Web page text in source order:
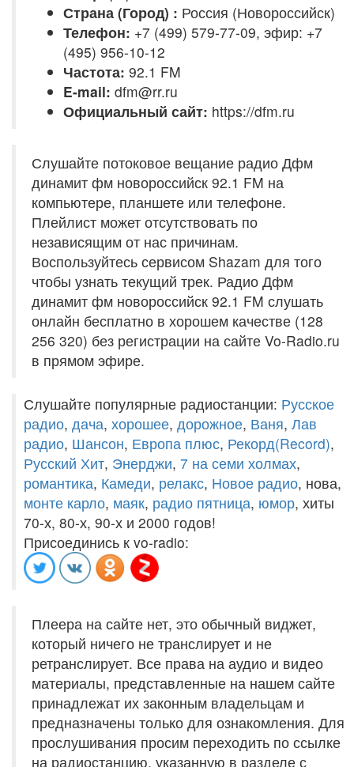
Страна (Город) : Россия (Новороссийск)
Телефон: +7 (499) 579-77-09, эфир: +7
(495) 956-10-12
Частота: 92.1 FM
E-mail: dfm@rr.ru
Официальный сайт: https://dfm.ru
Слушайте потоковое вещание радио Дфм
динамит фм новороссийск 92.1 FM на
компьютере, планшете или телефоне.
Плейлист может отсутствовать по
независящим от нас причинам.
Воспользуйтесь сервисом Shazam для того
чтобы узнать текущий трек. Радио Дфм
динамит фм новороссийск 92.1 FM слушать
онлайн бесплатно в хорошем качестве (128
256 320) без регистрации на сайте Vo-Radio.ru
в прямом эфире.
Слушайте популярные радиостанции: Русское
радио, дача, хорошее, дорожное, Ваня, Лав
радио, Шансон, Европа плюс, Рекорд(Record),
Русский Хит, Энерджи, 7 на семи холмах,
романтика, Камеди, релакс, Новое радио, нова,
монте карло, маяк, радио пятница, юмор, хиты
70-х, 80-х, 90-х и 2000 годов!
Присоединись к vo-radio:
Плеера на сайте нет, это обычный виджет,
который ничего не транслирует и не
ретранслирует. Все права на аудио и видео
материалы, представленные на нашем сайте
принадлежат их законным владельцам и
предназначены только для ознакомления. Для
прослушивания просим переходить по ссылке
на радиостанцию, указанную в разделе с